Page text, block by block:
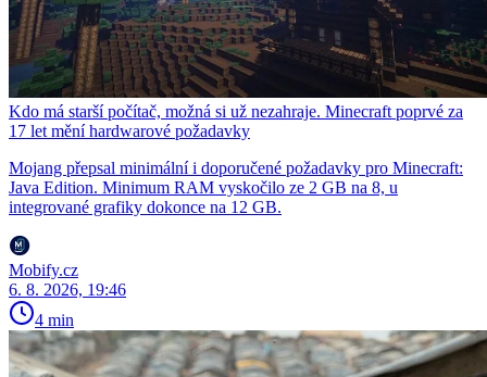
Kdo má starší počítač, možná si už nezahraje. Minecraft poprvé za
17 let mění hardwarové požadavky
Mojang přepsal minimální i doporučené požadavky pro Minecraft:
Java Edition. Minimum RAM vyskočilo ze 2 GB na 8, u
integrované grafiky dokonce na 12 GB.
Mobify.cz
6. 8. 2026, 19:46
4 min